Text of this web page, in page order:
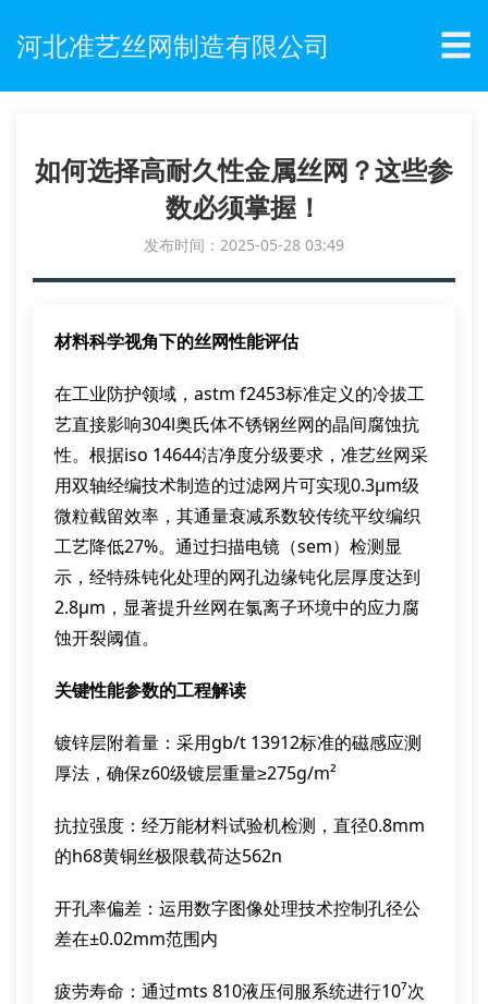
河北准艺丝网制造有限公司 ☰
如何选择高耐久性金属丝网？这些参
数必须掌握！
发布时间：2025-05-28 03:49
材料科学视角下的丝网性能评估
在工业防护领域，astm f2453标准定义的冷拔工
艺直接影响304l奥氏体不锈钢丝网的晶间腐蚀抗
性。根据iso 14644洁净度分级要求，准艺丝网采
用双轴经编技术制造的过滤网片可实现0.3μm级
微粒截留效率，其通量衰减系数较传统平纹编织
工艺降低27%。通过扫描电镜（sem）检测显
示，经特殊钝化处理的网孔边缘钝化层厚度达到
2.8μm，显著提升丝网在氯离子环境中的应力腐
蚀开裂阈值。
关键性能参数的工程解读
镀锌层附着量：采用gb/t 13912标准的磁感应测
厚法，确保z60级镀层重量≥275g/m²
抗拉强度：经万能材料试验机检测，直径0.8mm
的h68黄铜丝极限载荷达562n
开孔率偏差：运用数字图像处理技术控制孔径公
差在±0.02mm范围内
疲劳寿命：通过mts 810液压伺服系统进行10⁷次